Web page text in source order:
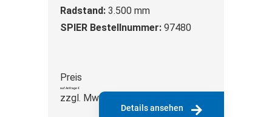
Radstand: 3.500 mm
SPIER Bestellnummer: 97480
Preis
auf Anfrage €
zzgl. MwSt.
Details ansehen